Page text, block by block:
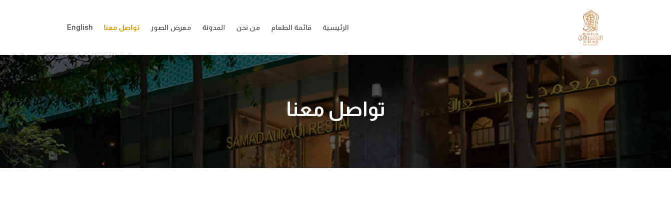
الرئيسية قائمة الطعام من نحن المدونة معرض الصور تواصل معنا English
تواصل معنا